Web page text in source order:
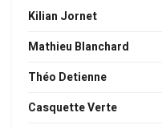
Kilian Jornet
Mathieu Blanchard
Théo Detienne
Casquette Verte